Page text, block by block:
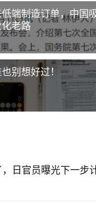
端制造订单，中国
老路
别想好过！
日官员曝光下一步